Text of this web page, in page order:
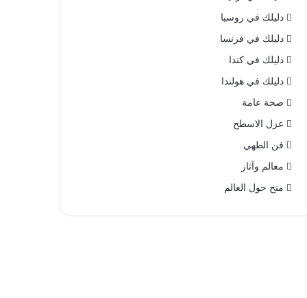
دليلك في روسيا
دليلك في فرنسا
دليلك في كندا
دليلك في هولندا
صحة عامة
عزل الاسطح
فن الطهي
معالم وآثار
منح حول العالم